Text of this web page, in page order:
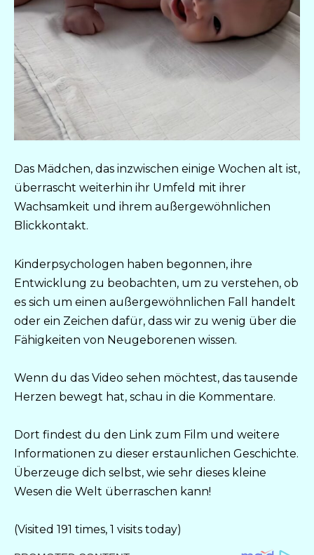
Das Mädchen, das inzwischen einige Wochen alt ist,
überrascht weiterhin ihr Umfeld mit ihrer
Wachsamkeit und ihrem außergewöhnlichen
Blickkontakt.
Kinderpsychologen haben begonnen, ihre
Entwicklung zu beobachten, um zu verstehen, ob
es sich um einen außergewöhnlichen Fall handelt
oder ein Zeichen dafür, dass wir zu wenig über die
Fähigkeiten von Neugeborenen wissen.
Wenn du das Video sehen möchtest, das tausende
Herzen bewegt hat, schau in die Kommentare.
Dort findest du den Link zum Film und weitere
Informationen zu dieser erstaunlichen Geschichte.
Überzeuge dich selbst, wie sehr dieses kleine
Wesen die Welt überraschen kann!
(Visited 191 times, 1 visits today)